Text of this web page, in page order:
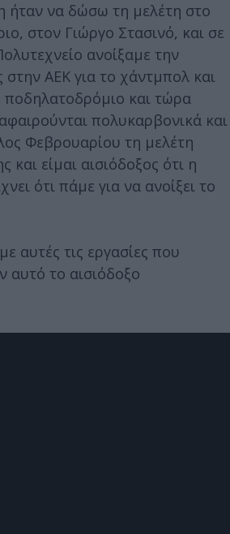
ήταν να δώσω τη μελέτη στο
στον Γιώργο Στασινό, και σε
ανοίξαμε την
στην ΑΕΚ για το χάντμπολ και
ποδηλατοδρόμιο και τώρα
πολυκαρβονικά και
Φεβρουαρίου τη μελέτη
είμαι αισιόδοξος ότι η
ότι πάμε για να ανοίξει το
αυτές τις εργασίες που
αυτό το αισιόδοξο